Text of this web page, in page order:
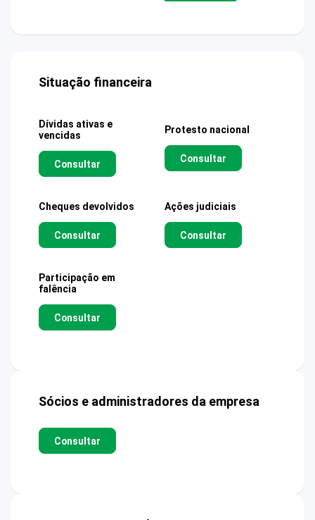
Situação financeira
Dívidas ativas e
vencidas
Consultar
Protesto nacional
Consultar
Cheques devolvidos
Consultar
Ações judiciais
Consultar
Participação em
falência
Consultar
Sócios e administradores da empresa
Consultar